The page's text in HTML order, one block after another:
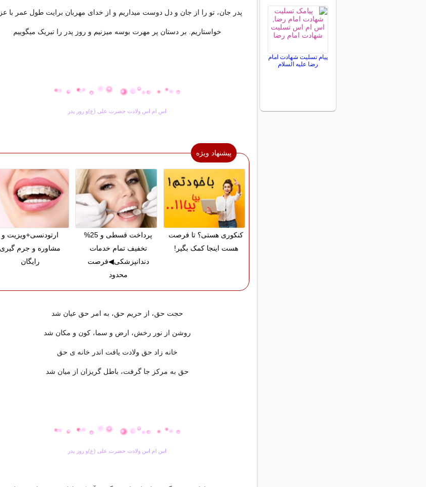
پدر جان، تو را از جان و دل دوست میداریم و از خدای مهربان برایت طول عمر با
خواستاریم. بر دستان پر مهرت بوسه میزنیم و روز پدر را تبریک میگوییم
اس ام اس ولادت حضرت علی (ع)و روز پدر
پیشنهاد ویژه
کنکوری هستی؟ تا فرصت
هست اینجا کمک بگیر!
پرداخت قسطی و 25%
تخفیف تمام خدمات
دندانپزشکی◀فرصت
محدود
ارتودنسی+ویزیت و
مشاوره و جرم گیری
رایگان
حجت حق، از حریم حق، به امر حق عیان شد
روشن از نور رخش، ارض و سما، کون و مکان شد
خانه زاد حق ولادت یافت اندر خانه ی حق
حق به مرکز جا گرفت، باطل گریزان از میان شد
اس ام اس ولادت حضرت علی (ع)و روز پدر
پیام تسلیت شهادت امام
رضا علیه السلام